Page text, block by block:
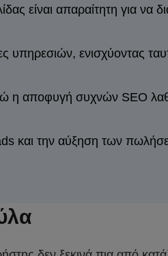
είναι απαραίτητη για να
υπηρεσιών, ενισχύοντας
η αποφυγή συχνών SEO
και την αύξηση των